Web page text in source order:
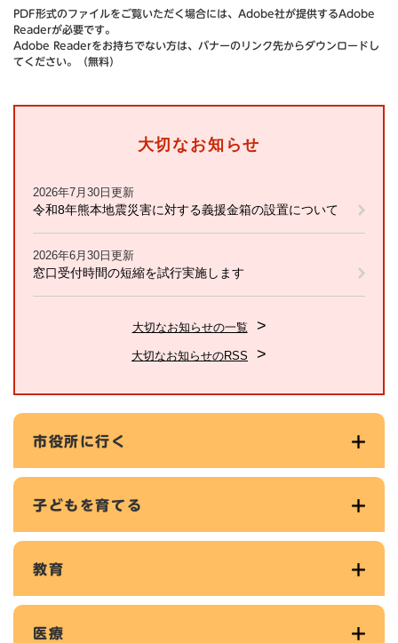
PDF形式のファイルをご覧いただく場合には、Adobe社が提供するAdobe
Readerが必要です。
Adobe Readerをお持ちでない方は、バナーのリンク先からダウンロードし
てください。（無料）
大切なお知らせ
2026年7月30日更新
令和8年熊本地震災害に対する義援金箱の設置について
2026年6月30日更新
窓口受付時間の短縮を試行実施します
大切なお知らせの一覧
大切なお知らせのRSS
市役所に行く
子どもを育てる
教育
医療